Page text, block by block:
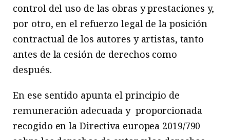
control del uso de las obras y prestaciones y,
por otro, en el refuerzo legal de la posición
contractual de los autores y artistas, tanto
antes de la cesión de derechos como
después.
En ese sentido apunta el principio de
remuneración adecuada y proporcionada
recogido en la Directiva europea 2019/790